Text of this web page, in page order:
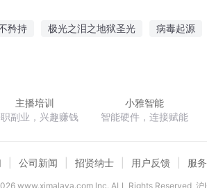
矜持 极光之泪之地狱圣光 病毒起源
主播培训
副业，兴趣赚钱
小雅智能
智能硬件，连接赋能
公司新闻 招贤纳士 用户反馈 服
www.ximalaya.com lnc. ALL Rights Reserved 沪